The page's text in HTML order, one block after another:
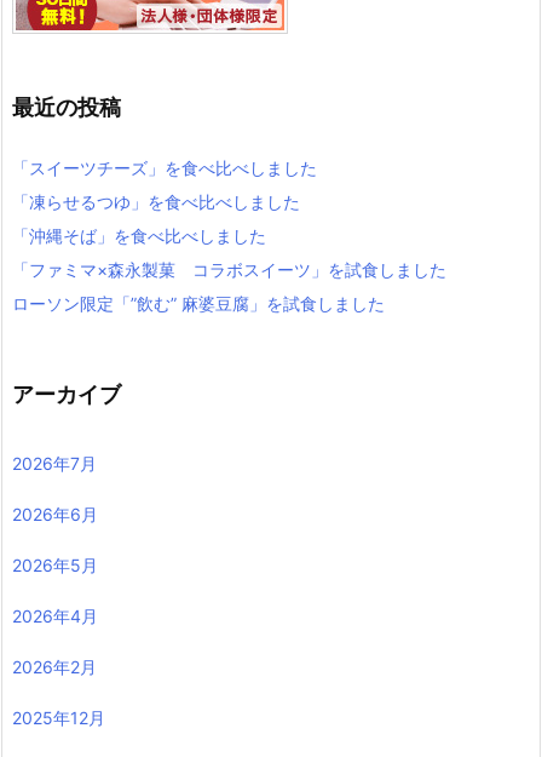
最近の投稿
「スイーツチーズ」を食べ比べしました
「凍らせるつゆ」を食べ比べしました
「沖縄そば」を食べ比べしました
「ファミマ×森永製菓 コラボスイーツ」を試食しました
ローソン限定「”飲む” 麻婆豆腐」を試食しました
アーカイブ
2026年7月
2026年6月
2026年5月
2026年4月
2026年2月
2025年12月